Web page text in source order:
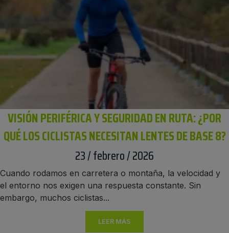
VISIÓN PERIFÉRICA Y SEGURIDAD EN RUTA: ¿POR
QUÉ LOS CICLISTAS NECESITAN LENTES DE BASE 8?
23 / febrero / 2026
Cuando rodamos en carretera o montaña, la velocidad y
el entorno nos exigen una respuesta constante. Sin
embargo, muchos ciclistas...
LEER MÁS